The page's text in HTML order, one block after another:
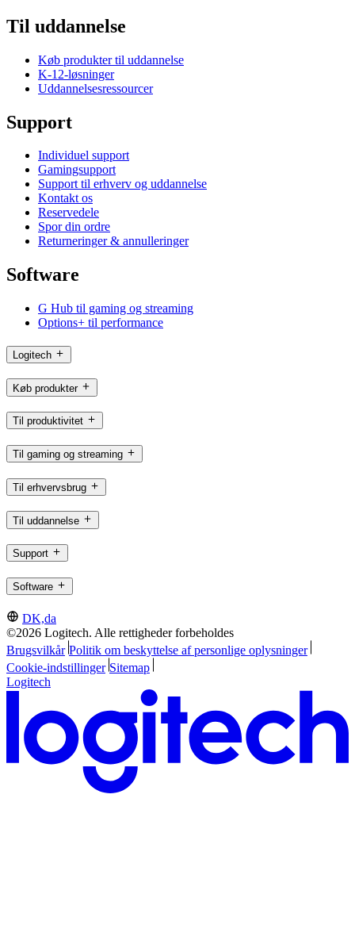
Til uddannelse
Køb produkter til uddannelse
K-12-løsninger
Uddannelsesressourcer
Support
Individuel support
Gamingsupport
Support til erhverv og uddannelse
Kontakt os
Reservedele
Spor din ordre
Returneringer & annulleringer
Software
G Hub til gaming og streaming
Options+ til performance
Logitech
Køb produkter
Til produktivitet
Til gaming og streaming
Til erhvervsbrug
Til uddannelse
Support
Software
DK,da
©2026 Logitech. Alle rettigheder forbeholdes
Brugsvilkår Politik om beskyttelse af personlige oplysninger
Cookie-indstillinger Sitemap
Logitech